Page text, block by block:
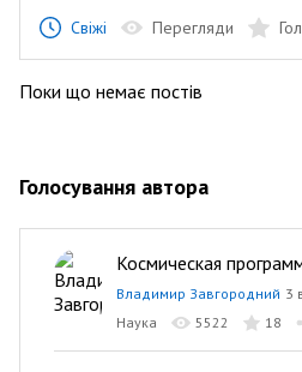
Свіжі Перегляди
Поки що немає постів
Голосування автора
Космическая
Владимир Завгородний 3
Наука
5522 18